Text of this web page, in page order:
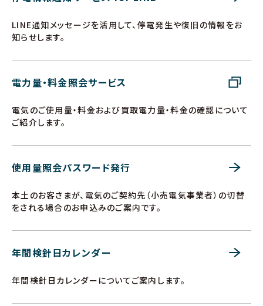
LINE通知メッセージを活用して、停電発生や復旧の情報をお
知らせします。
電力量・料金照会サービス
電気のご使用量・料金および買取電力量・料金の確認について
ご紹介します。
使用量照会パスワード発行
本土のお客さまが、電気のご契約先（小売電気事業者）の切替
をされる場合のお申込みのご案内です。
年間検針日カレンダー
年間検針日カレンダーについてご案内します。